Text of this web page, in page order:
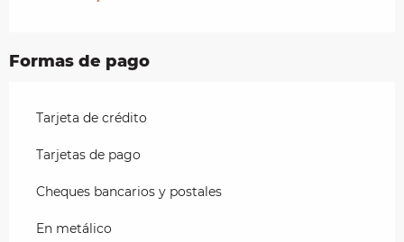
Formas de pago
Tarjeta de crédito
Tarjetas de pago
Cheques bancarios y postales
En metálico